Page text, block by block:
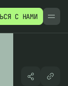
С НАМИ